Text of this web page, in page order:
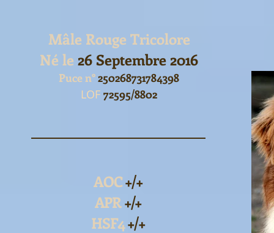
Mâle Rouge Tricolore
Né le26 Septembre 2016
Puce n°250268731784398
LOF72595/8802
AOC+/+
APR+/+
HSF4+/+